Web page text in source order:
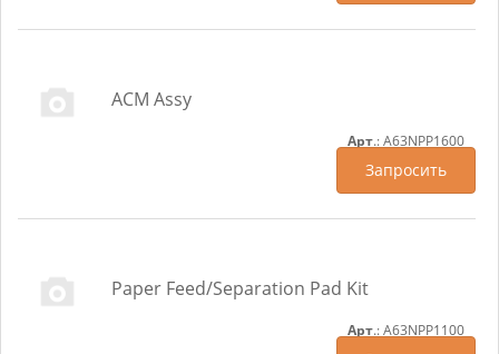
ACM Assy
Арт.: A63NPP1600
Запросить
Paper Feed/Separation Pad Kit
Арт.: A63NPP1100